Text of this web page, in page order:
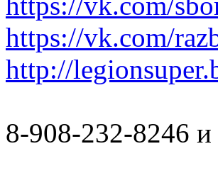
https://vk.com/
http://
8-908-232-8246